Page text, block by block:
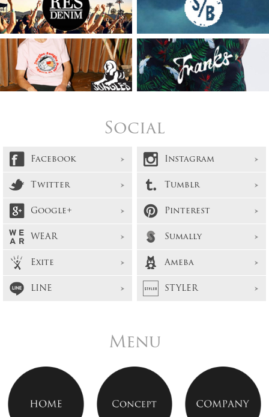
Social
Facebook
Instagram
Twitter
Tumblr
Google+
Pinterest
WEAR
Sumally
Exite
Ameba
LINE
STYLER
Menu